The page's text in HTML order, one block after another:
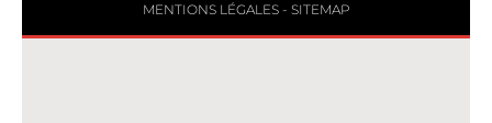
MENTIONS LÉGALES- SITEMAP